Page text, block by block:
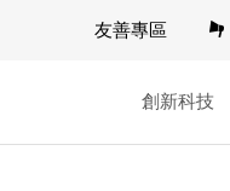
友善專區
創新科技